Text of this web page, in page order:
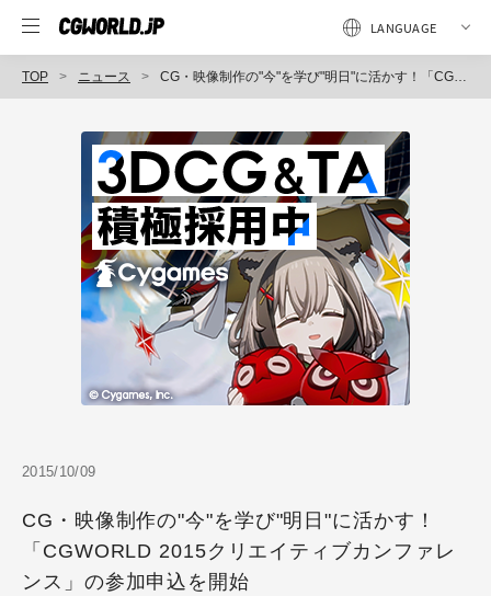
TOP ニュース CG・映像制作の"今"を学び"明日"に活かす！「CGWORLD 2015クリエイティブカンファレンス」の参加申込を開始
2015/10/09
CG・映像制作の"今"を学び"明日"に活かす！
「CGWORLD 2015クリエイティブカンファレ
ンス」の参加申込を開始